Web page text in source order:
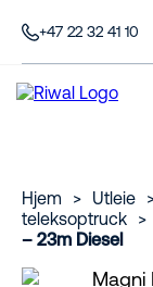
+47 22 32 41 10
Hjem > Utleie
teleksoptruck
>
– 23m Diesel